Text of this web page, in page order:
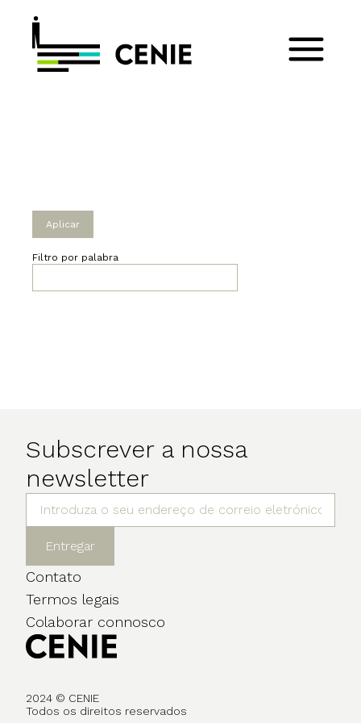
Filtro por palabra
Subscrever a nossa
newsletter
Entregar
Contato
Termos legais
Colaborar connosco
2024 © CENIE
Todos os direitos reservados